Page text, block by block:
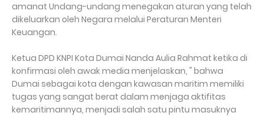
amanat Undang-undang menegakan aturan yang telah
dikeluarkan oleh Negara melalui Peraturan Menteri
Keuangan.
Ketua DPD KNPI Kota Dumai Nanda Aulia Rahmat ketika di
konfirmasi oleh awak media menjelaskan, " bahwa
Dumai sebagai kota dengan kawasan maritim memiliki
tugas yang sangat berat dalam menjaga aktifitas
kemaritimannya, menjadi salah satu pintu masuknya